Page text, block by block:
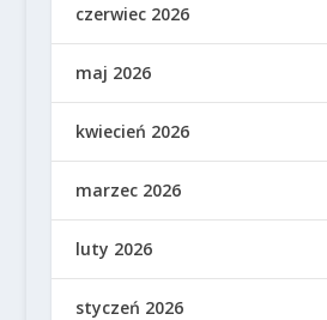
czerwiec 2026
maj 2026
kwiecień 2026
marzec 2026
luty 2026
styczeń 2026